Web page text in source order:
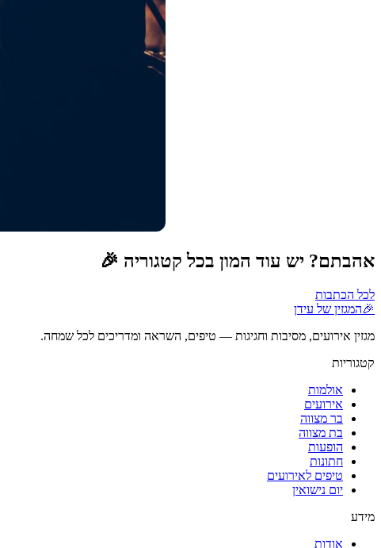
אהבתם? יש עוד המון בכל קטגוריה 🎉
לכל הכתבות
🎉המגזין של עידן
מגזין אירועים, מסיבות וחגיגות — טיפים, השראה ומדריכים לכל שמחה.
קטגוריות
אולמות
אירועים
בר מצווה
בת מצווה
הופעות
חתונות
טיפים לאירועים
יום נישואין
מידע
אודות